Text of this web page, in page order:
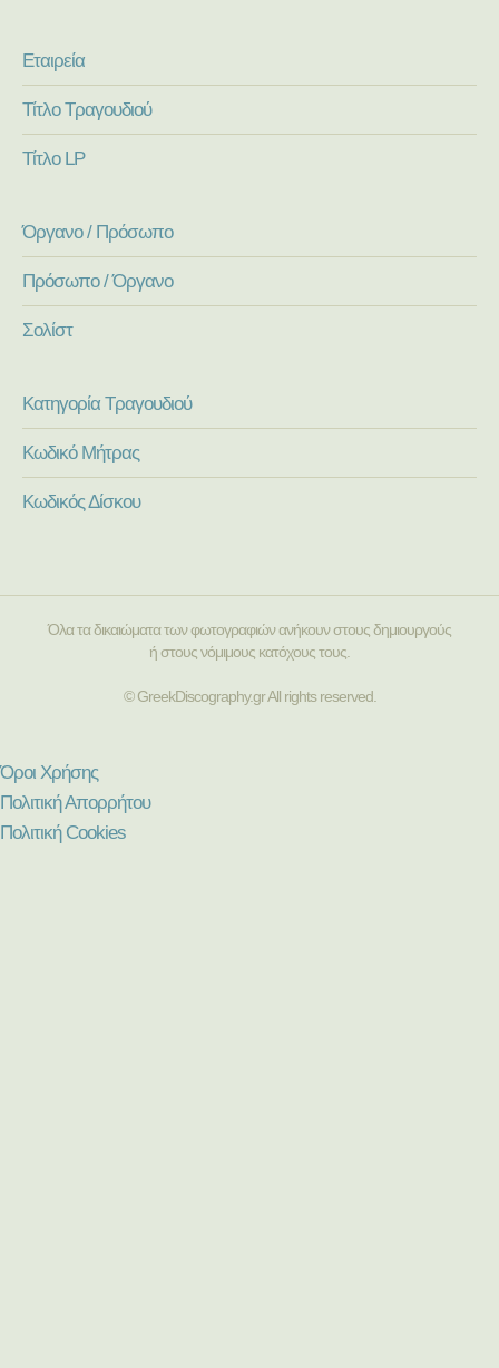
Εταιρεία
Τίτλο Τραγουδιού
Τίτλο LP
Όργανο / Πρόσωπο
Πρόσωπο / Όργανο
Σολίστ
Κατηγορία Τραγουδιού
Κωδικό Μήτρας
Κωδικός Δίσκου
Όλα τα δικαιώματα των φωτογραφιών ανήκουν στους δημιουργούς
ή στους νόμιμους κατόχους τους.
© GreekDiscography.gr All rights reserved.
Όροι Χρήσης
Πολιτική Απορρήτου
Πολιτική Cookies